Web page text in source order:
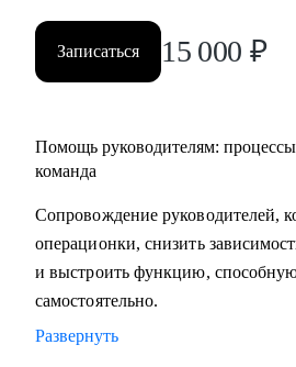
Записаться 15 000 ₽
Помощь руководителям: процессы
команда
Сопровождение руководителей,
операционки, снизить
и выстроить функцию, способную
самостоятельно.
Развернуть